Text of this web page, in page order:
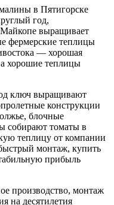
в Пятигорске
год,
выращивает
фермерские теплицы
— хорошая
а хорошие теплицы
ключ выращивают
конструкции
блочные
собирают томаты в
теплицу от компании
монтаж, купить
прибыль
производство, монтаж
на десятилетия